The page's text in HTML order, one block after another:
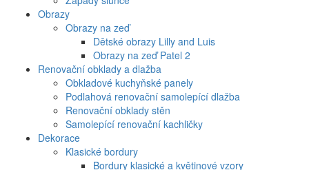
Obrazy
Obrazy na zeď
Dětské obrazy Lilly and Luis
Obrazy na zeď Patel 2
Renovační obklady a dlažba
Obkladové kuchyňské panely
Podlahová renovační samolepící dlažba
Renovační obklady stěn
Samolepící renovační kachličky
Dekorace
Klasické bordury
Bordury klasické a květinové vzory